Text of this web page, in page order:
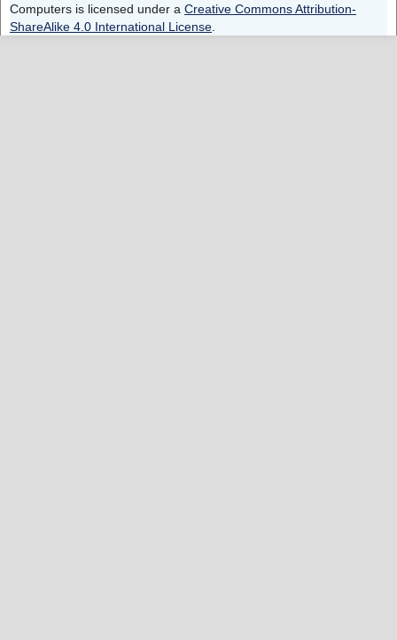
Computers is licensed under a Creative Commons Attribution-
ShareAlike 4.0 International License.